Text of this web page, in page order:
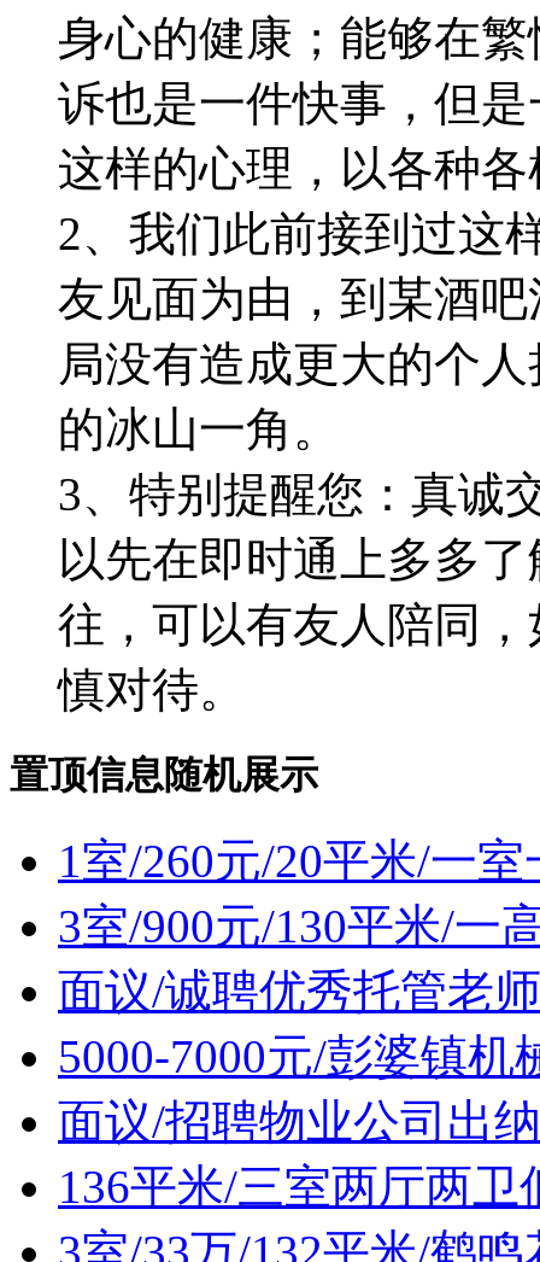
身心的健康；能够在
诉也是一件快事，但
这样的心理，以各种
2、我们此前接到过这
友见面为由，到某酒
局没有造成更大的个
的冰山一角。
3、特别提醒您：真诚
以先在即时通上多多
往，可以有友人陪同
慎对待。
置顶信息随机展示
1室/260元/20平米/一
3室/900元/130平米/一
面议/诚聘优秀托管老师
5000-7000元/彭婆镇
面议/招聘物业公司出纳
136平米/三室两厅两卫
3室/33万/132平米/鹤